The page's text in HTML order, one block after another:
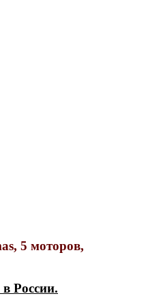
5 моторов,
России.